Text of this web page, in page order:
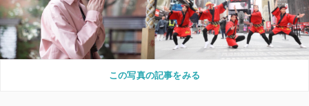
この写真の記事をみる